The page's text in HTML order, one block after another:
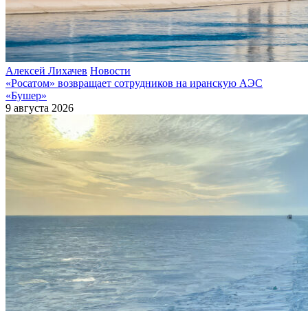
Алексей Лихачев Новости
«Росатом» возвращает сотрудников на иранскую АЭС
«Бушер»
9 августа 2026